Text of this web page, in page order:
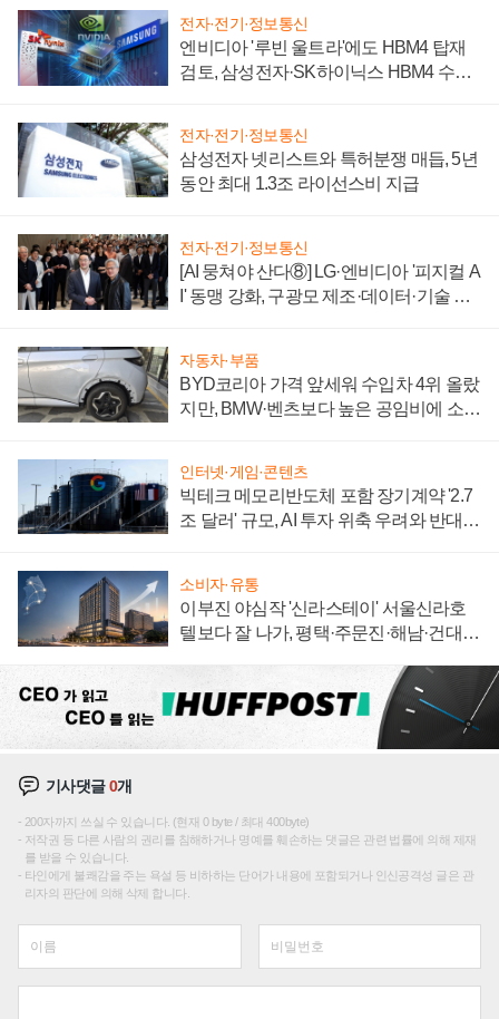
전자·전기·정보통신
엔비디아 '루빈 울트라'에도 HBM4 탑재
검토, 삼성전자·SK하이닉스 HBM4 수율
전자·전기·정보통신
삼성전자 넷리스트와 특허분쟁 매듭, 5년
동안 최대 1.3조 라이선스비 지급
전자·전기·정보통신
[AI 뭉쳐야 산다⑧] LG·엔비디아 '피지컬 A
I' 동맹 강화, 구광모 제조·데이터·기술 결
자동차·부품
BYD코리아 가격 앞세워 수입차 4위 올랐
지만, BMW·벤츠보다 높은 공임비에 소비
인터넷·게임·콘텐츠
빅테크 메모리반도체 포함 장기계약 '2.7
조 달러' 규모, AI 투자 위축 우려와 반대
소비자·유통
이부진 야심작 '신라스테이' 서울신라호
텔보다 잘 나가, 평택·주문진·해남·건대로
기사댓글0개
200자까지 쓰실 수 있습니다. (현재 0 byte / 최대 400byte)
저작권 등 다른 사람의 권리를 침해하거나 명예를 훼손하는 댓글은 관련 법률에 의해 제재
를 받을 수 있습니다.
타인에게 불쾌감을 주는 욕설 등 비하하는 단어가 내용에 포함되거나 인신공격성 글은 관
리자의 판단에 의해 삭제 합니다.